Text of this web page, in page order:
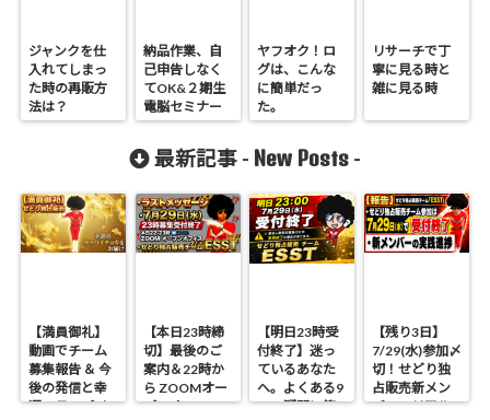
ジャンクを仕
入れてしまっ
た時の再販方
法は？
納品作業、自
己申告しなく
てOK&２期生
電脳セミナー
ヤフオク！ロ
グは、こんな
に簡単だっ
た。
リサーチで丁
寧に見る時と
雑に見る時
最新記事 - New Posts -
【満員御礼】
動画でチーム
募集報告 ＆ 今
後の発信と幸
運のラッパイ
【本日23時締
切】最後のご
案内＆22時か
ら ZOOMオー
プンオフィス
【明日23時受
付終了】迷っ
ているあなた
へ。よくある9
つの疑問に答
【残り3日】
7/29(水)参加〆
切！せどり独
占販売新メン
バーのリアル